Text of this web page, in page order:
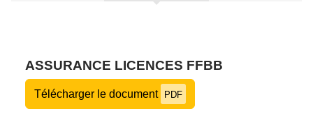
ASSURANCE LICENCES FFBB
Télécharger le document PDF